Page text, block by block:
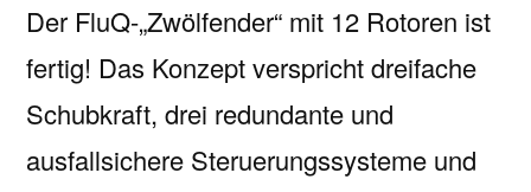
Der FluQ-„Zwölfender“ mit 12 Rotoren ist
fertig! Das Konzept verspricht dreifache
Schubkraft, drei redundante und
ausfallsichere Steruerungssysteme und